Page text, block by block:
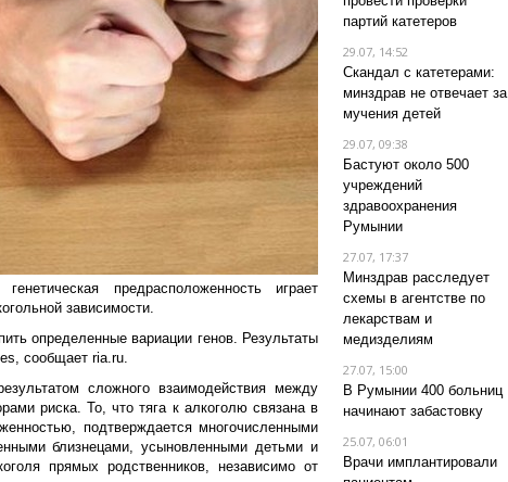
предрасположенность играет
зависимости.
определенные вариации генов. Результаты
сообщает ria.ru.
сложного взаимодействия между
риска. То, что тяга к алкоголю связана в
подтверждается многочисленными
близнецами, усыновленными детьми и
прямых родственников, независимо от
партий катетеров
29.07, 14:52
Скандал с катетерами:
минздрав не отвечает за
мучения детей
29.07, 09:38
Бастуют около 500
учреждений
здравоохранения
Румынии
27.07, 17:37
Минздрав расследует
схемы в агентстве по
лекарствам и
медизделиям
27.07, 15:00
В Румынии 400 больниц
начинают забастовку
25.07, 06:01
Врачи имплантировали